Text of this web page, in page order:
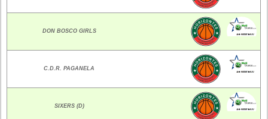
DON BOSCO GIRLS
C.D.R. PAGANELA
SIXERS (D)